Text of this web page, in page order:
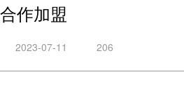
合作加盟
2023-07-11 206